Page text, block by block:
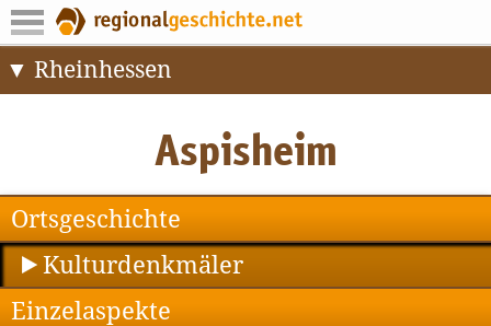
Rheinhessen
Ortsgeschichte
Kulturdenkmäler
Einzelaspekte